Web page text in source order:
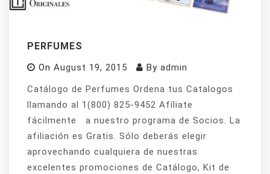
PERFUMES
On August 19, 2015 By admin
Catálogo de Perfumes Ordena tus Catalogos
llamando al 1(800) 825-9452 Afíliate
fácilmente a nuestro programa de Socios. La
afiliación es Gratis. Sólo deberás elegir
aprovechando cualquiera de nuestras
excelentes promociones de Catálogo, Kit de